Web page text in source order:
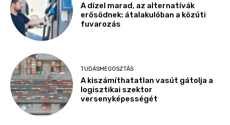
A dízel marad, az alternatívák
erősödnek: átalakulóban a közúti
fuvarozás
TUDÁSMEGOSZTÁS
A kiszámíthatatlan vasút gátolja a
logisztikai szektor
versenyképességét